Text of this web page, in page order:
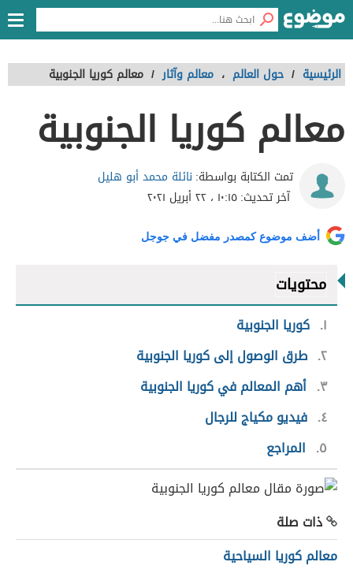
الرئيسية / حول العالم ، معالم وآثار / معالم كوريا الجنوبية
معالم كوريا الجنوبية
تمت الكتابة بواسطة: نائلة محمد أبو هليل
آخر تحديث:١٠:١٥ ، ٢٢ أبريل ٢٠٢١
أضف موضوع كمصدر مفضل في جوجل
محتويات
١ كوريا الجنوبية
٢ طرق الوصول إلى كوريا الجنوبية
٣ أهم المعالم في كوريا الجنوبية
٤ فيديو مكياج للرجال
٥
المراجع
ذات صلة
معالم كوريا السياحية